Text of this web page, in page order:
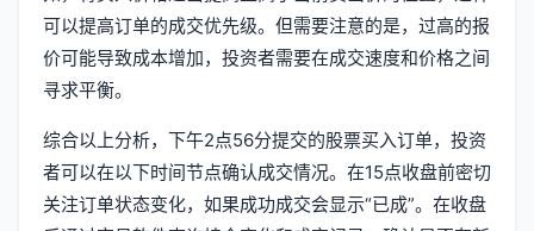
可以提高订单的成交优先级。但需要注意的是，过高的报
价可能导致成本增加，投资者需要在成交速度和价格之间
寻求平衡。
综合以上分析，下午2点56分提交的股票买入订单，投资
者可以在以下时间节点确认成交情况。在15点收盘前密切
关注订单状态变化，如果成功成交会显示“已成”。在收盘